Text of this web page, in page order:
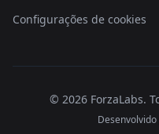
Configurações de cookies
© 2026 ForzaLabs.
Desenvolvido